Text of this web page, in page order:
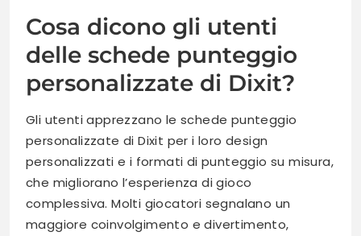
Cosa dicono gli utenti
delle schede punteggio
personalizzate di Dixit?
Gli utenti apprezzano le schede punteggio
personalizzate di Dixit per i loro design
personalizzati e i formati di punteggio su misura,
che migliorano l’esperienza di gioco
complessiva. Molti giocatori segnalano un
maggiore coinvolgimento e divertimento,